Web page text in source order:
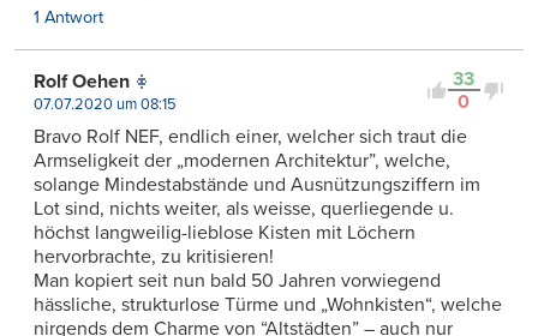
1 Antwort
33
0
Rolf Oehen
07.07.2020 um 08:15
Bravo Rolf NEF, endlich einer, welcher sich traut die
Armseligkeit der „modernen Architektur”, welche,
solange Mindestabstände und Ausnützungsziffern im
Lot sind, nichts weiter, als weisse, querliegende u.
höchst langweilig-lieblose Kisten mit Löchern
hervorbrachte, zu kritisieren!
Man kopiert seit nun bald 50 Jahren vorwiegend
hässliche, strukturlose Türme und „Wohnkisten“, welche
nirgends dem Charme von “Altstädten” – auch nur